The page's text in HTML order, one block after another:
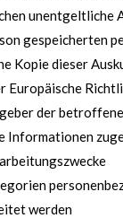
unentgeltliche
gespeicherten
Kopie dieser
Europäische
der
Informationen
werden